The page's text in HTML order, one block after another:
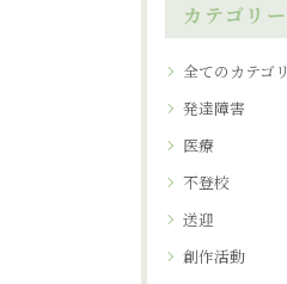
カテゴリー
全てのカテゴ
発達障害
医療
不登校
送迎
創作活動